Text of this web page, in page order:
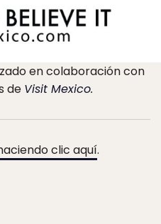
en colaboración con
de Visit Mexico.
clic aquí.